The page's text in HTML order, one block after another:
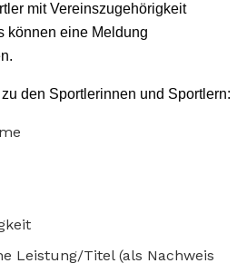
mit Vereinszugehörigkeit
können eine Meldung
den Sportlerinnen und Sportlern:
Leistung/Titel (als Nachweis